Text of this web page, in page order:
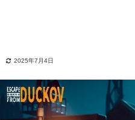
2025年7月4日